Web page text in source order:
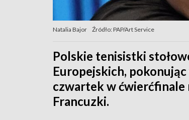
Natalia Bajor Źródło: PAP/Art Service
Polskie tenisistki
Europejskich,
czwartek w ćwierćfinale
Francuzki.